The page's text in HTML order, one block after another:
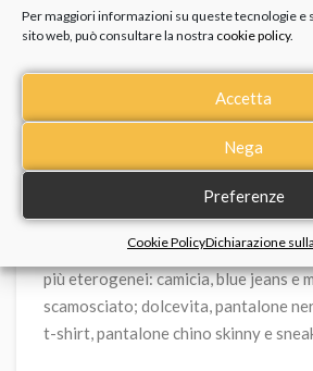
Per maggiori informazioni su queste tecnologie e
sito web, può consultare la nostra cookie policy.
Accetta
Nega
Preferenze
Cookie PolicyDichiarazione
€ 119,00
€
6. L’eleganza del cronografo Lil Tribe
Ultimo, ma non certo per importanza,
firmatoBreil Tri
stupendo, fine, dal design pulito e
indossare dal giorno alla sera
più eterogenei: camicia, blue jeans e
scamosciato; dolcevita, pantalone
t-shirt, pantalone chino skinny e